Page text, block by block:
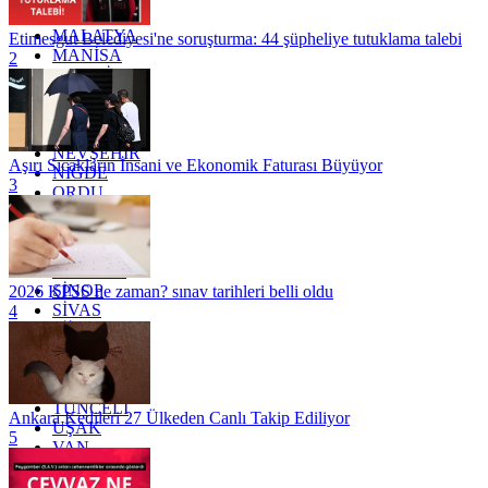
KİLİS
MALATYA
MANİSA
MARDİN
MERSİN
MUĞLA
MUŞ
NEVŞEHİR
NİĞDE
ORDU
OSMANİYE
RİZE
SAKARYA
SAMSUN
SİNOP
SİVAS
SİİRT
TEKİRDAĞ
TOKAT
TRABZON
TUNCELİ
UŞAK
VAN
YALOVA
Etimesgut Belediyesi'ne soruşturma: 44 şüpheliye tutuklama talebi
2
Aşırı Sıcakların İnsani ve Ekonomik Faturası Büyüyor
3
2026 KPSS ne zaman? sınav tarihleri belli oldu
4
Ankara Kedileri 27 Ülkeden Canlı Takip Ediliyor
5